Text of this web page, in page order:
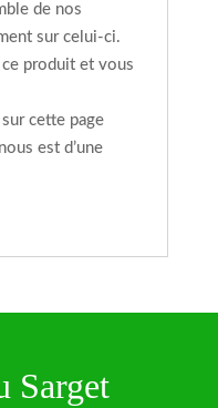
de nos
sur celui-ci.
ce produit et vous
cette page
est d’une
Sarget